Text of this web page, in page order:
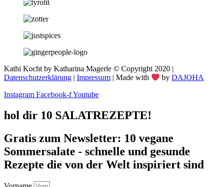
Kathi Kocht by Katharina Magerle © Copyright 2020 |
Datenschutzerklärung
Impressum | Made with byDAJOHA
Instagram Facebook-fYoutube
hol dir 10 SALATREZEPTE!
Gratis zum Newsletter: 10 vegane
Sommersalate - schnelle und gesunde
Rezepte die von der Welt inspiriert sind